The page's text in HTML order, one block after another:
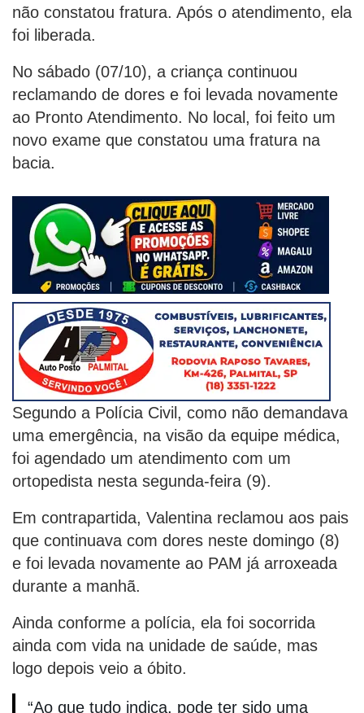
não constatou fratura. Após o atendimento, ela
foi liberada.
No sábado (07/10), a criança continuou
reclamando de dores e foi levada novamente
ao Pronto Atendimento. No local, foi feito um
novo exame que constatou uma fratura na
bacia.
Segundo a Polícia Civil, como não demandava
uma emergência, na visão da equipe médica,
foi agendado um atendimento com um
ortopedista nesta segunda-feira (9).
Em contrapartida, Valentina reclamou aos pais
que continuava com dores neste domingo (8)
e foi levada novamente ao PAM já arroxeada
durante a manhã.
Ainda conforme a polícia, ela foi socorrida
ainda com vida na unidade de saúde, mas
logo depois veio a óbito.
“Ao que tudo indica, pode ter sido uma